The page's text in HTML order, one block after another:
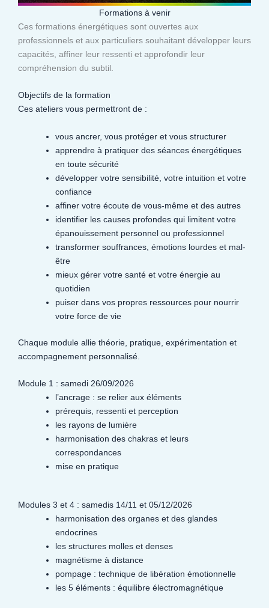
Formations à venir
Ces formations énergétiques sont ouvertes aux
professionnels et aux particuliers souhaitant développer leurs
capacités, affiner leur ressenti et approfondir leur
compréhension du subtil.​
Objectifs de la formation
Ces ateliers vous permettront de :
vous ancrer, vous protéger et vous structurer
apprendre à pratiquer des séances énergétiques
en toute sécurité
développer votre sensibilité, votre intuition et votre
confiance
affiner votre écoute de vous-même et des autres
identifier les causes profondes qui limitent votre
épanouissement personnel ou professionnel
transformer souffrances, émotions lourdes et mal-
être
mieux gérer votre santé et votre énergie au
quotidien
puiser dans vos propres ressources pour nourrir
votre force de vie
Chaque module allie théorie, pratique, expérimentation et
accompagnement personnalisé.
Module 1 : samedi 26/09/2026
l’ancrage : se relier aux éléments
prérequis, ressenti et perception
les rayons de lumière
harmonisation des chakras et leurs
correspondances
mise en pratique
Modules 3 et 4 : samedis 14/11 et 05/12/2026
harmonisation des organes et des glandes
endocrines
les structures molles et denses
magnétisme à distance
pompage : technique de libération émotionnelle
les 5 éléments : équilibre électromagnétique